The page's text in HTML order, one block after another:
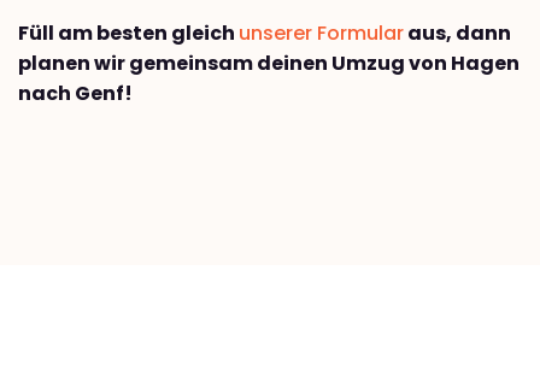
Füll am besten gleich unserer Formularaus, dann
planen wir gemeinsam deinen Umzug von Hagen
nach Genf!